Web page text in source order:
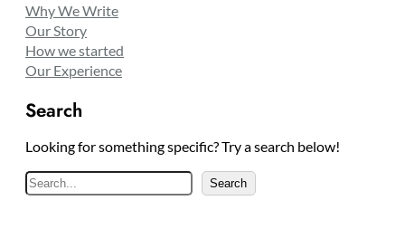
Why We Write
Our Story
How we started
Our Experience
Search
Looking for something specific? Try a search below!
S
e
Search